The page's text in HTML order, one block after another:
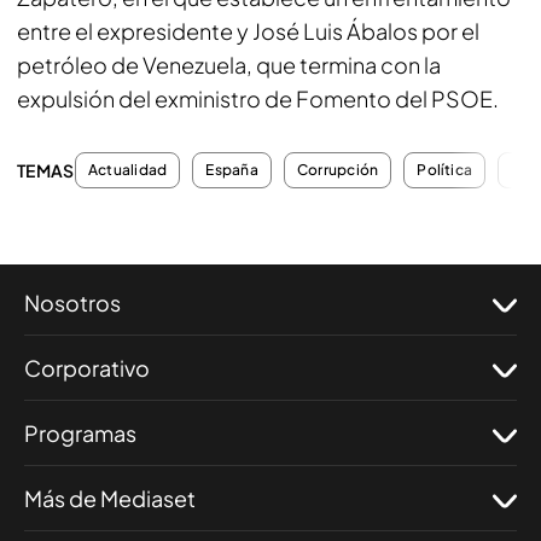
entre el expresidente y José Luis Ábalos por el
petróleo de Venezuela, que termina con la
expulsión del exministro de Fomento del PSOE.
TEMAS Actualidad España Corrupción Política
Nosotros
Corporativo
Programas
Más de Mediaset